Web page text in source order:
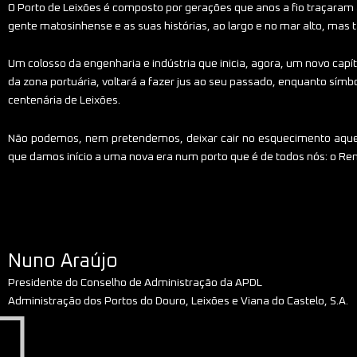
O Porto de Leixões é composto por gerações que anos a fio
gente matosinhense e as suas histórias, ao largo e no mar alto,
Um colosso da engenharia e indústria que inicia, agora, um novo
da zona portuária, voltará a fazer jus ao seu passado, enquanto
centenária de Leixões.
Não podemos, nem pretendemos, deixar cair no esquecimento
que damos início a uma nova era num porto que é de todos nós: o
Nuno Araújo
Presidente do Conselho de Administração da APDL
Administração dos Portos do Douro, Leixões e Viana do Castelo, S.A.